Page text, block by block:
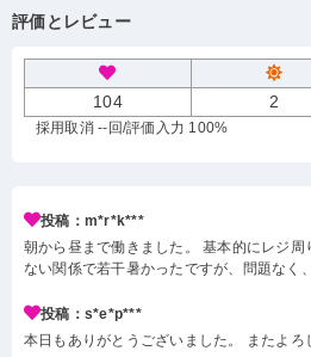
評価とレビュー
104 2
採用取消 --回/評価入力 100%
投稿：m*r*k***
朝から昼まで働きました。 基本的にレジ
ない関係で若干暑かったですが、問題なく
投稿：s*e*p***
本日もありがとうございました。 またよろ